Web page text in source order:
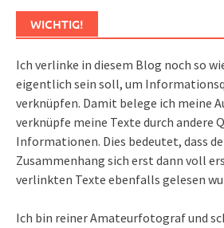
WICHTIG!
Ich verlinke in diesem Blog noch so
eigentlich sein soll, um
verknüpfen. Damit belege ich meine
verknüpfe meine Texte durch andere
Informationen. Dies bedeutet, dass
Zusammenhang sich erst dann voll
verlinkten Texte ebenfalls gelesen
Ich bin reiner Amateurfotograf und